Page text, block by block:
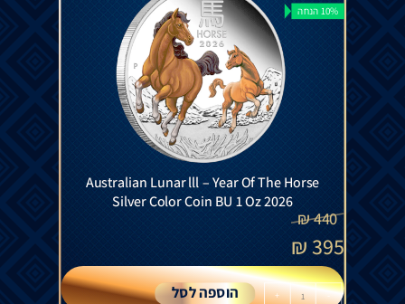
10% הנחה
Australian Lunar lll – Year Of The Horse
Silver Color Coin BU 1 Oz 2026
440
₪
395
₪
-
+ הוספה לסל